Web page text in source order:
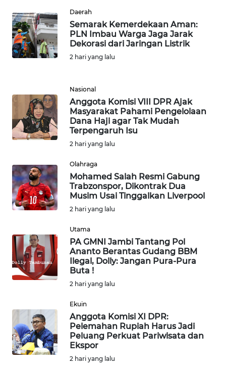
Daerah
Semarak Kemerdekaan Aman:
PLN Imbau Warga Jaga Jarak
Dekorasi dari Jaringan Listrik
2 hari yang lalu
Nasional
Anggota Komisi VIII DPR Ajak
Masyarakat Pahami Pengelolaan
Dana Haji agar Tak Mudah
Terpengaruh Isu
2 hari yang lalu
Olahraga
Mohamed Salah Resmi Gabung
Trabzonspor, Dikontrak Dua
Musim Usai Tinggalkan Liverpool
2 hari yang lalu
Utama
PA GMNI Jambi Tantang Pol
Ananto Berantas Gudang BBM
Ilegal, Dolly: Jangan Pura-Pura
Buta !
2 hari yang lalu
Ekuin
Anggota Komisi XI DPR:
Pelemahan Rupiah Harus Jadi
Peluang Perkuat Pariwisata dan
Ekspor
2 hari yang lalu
WN
KARAWANG
WN
WN
BOGOR
WN
WN
TAPANULI
UTARA
WN
PADANG
LAWAS
SUMEDANG
WN
CIANJUR